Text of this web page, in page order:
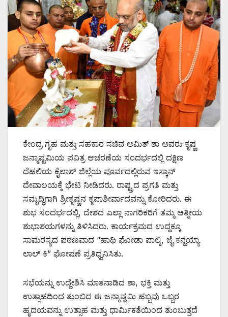
ಕೇಂದ್ರ ಗೃಹ ಮತ್ತು ಸಹಕಾರ ಸಚಿವ ಅಮಿತ್ ಶಾ ಅವರು ಕೃಷ್ಣ
ಜನ್ಮಾಷ್ಟಮಿಯ ಪವಿತ್ರ ಆಚರಣೆಯ ಸಂದರ್ಭದಲ್ಲಿ ದಕ್ಷಿಣ
ದೆಹಲಿಯ ಕೈಲಾಶ್ ಜಿಲ್ಲೆಯ ಪೂರ್ವದಲ್ಲಿರುವ ಇಸ್ಕಾನ್
ದೇವಾಲಯಕ್ಕೆ ಭೇಟಿ ನೀಡಿದರು. ರಾಷ್ಟ್ರದ ಪ್ರಗತಿ ಮತ್ತು
ಸಮೃದ್ಧಿಗಾಗಿ ಶ್ರೀಕೃಷ್ಣನ ಕೃಪಾಶೀರ್ವಾದವನ್ನು ಕೋರಿದರು. ಈ
ಶುಭ ಸಂದರ್ಭದಲ್ಲಿ, ದೇಶದ ಎಲ್ಲಾ ನಾಗರಿಕರಿಗೆ ತಮ್ಮ ಆತ್ಮೀಯ
ಶುಭಾಶಯಗಳನ್ನು ತಿಳಿಸಿದರು. ಕಾರ್ಯಕ್ರಮದ ಉದ್ದಕ್ಕೂ
ಸಾಮರಸ್ಯದ ಪಠಣವಾದ “ಹಾಥಿ ಘೋಡಾ ಪಾಲ್ಕಿ, ಜೈ ಕನ್ಹಯ್ಯಾ
ಲಾಲ್ ಕಿ” ಘೋಷಣೆ ಪ್ರತಿಧ್ವನಿಸಿತು.
ಸಭೆಯನ್ನು ಉದ್ದೇಶಿಸಿ ಮಾತನಾಡಿದ ಶಾ, ಭಕ್ತಿ ಮತ್ತು
ಉತ್ಸಾಹದಿಂದ ತುಂಬಿದ ಈ ಜನ್ಮಾಷ್ಟಮಿ ಹಬ್ಬವು ಒಬ್ಬರ
ಹೃದಯವನ್ನು ಉತ್ಸಾಹ ಮತ್ತು ಧಾರ್ಮಿಕತೆಯಿಂದ ತುಂಬುತ್ತದೆ